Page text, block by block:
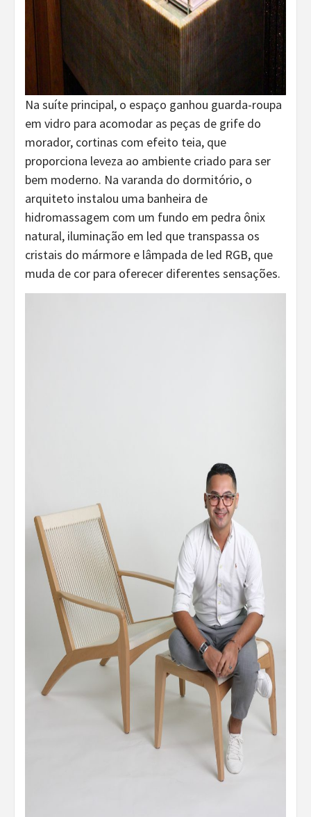
Na suíte principal, o espaço ganhou guarda-roupa
em vidro para acomodar as peças de grife do
morador, cortinas com efeito teia, que
proporciona leveza ao ambiente criado para ser
bem moderno. Na varanda do dormitório, o
arquiteto instalou uma banheira de
hidromassagem com um fundo em pedra ônix
natural, iluminação em led que transpassa os
cristais do mármore e lâmpada de led RGB, que
muda de cor para oferecer diferentes sensações.